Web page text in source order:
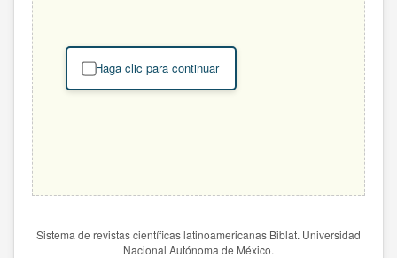
Haga clic para continuar
Sistema de revistas científicas latinoamericanas Biblat. Universidad
Nacional Autónoma de México.